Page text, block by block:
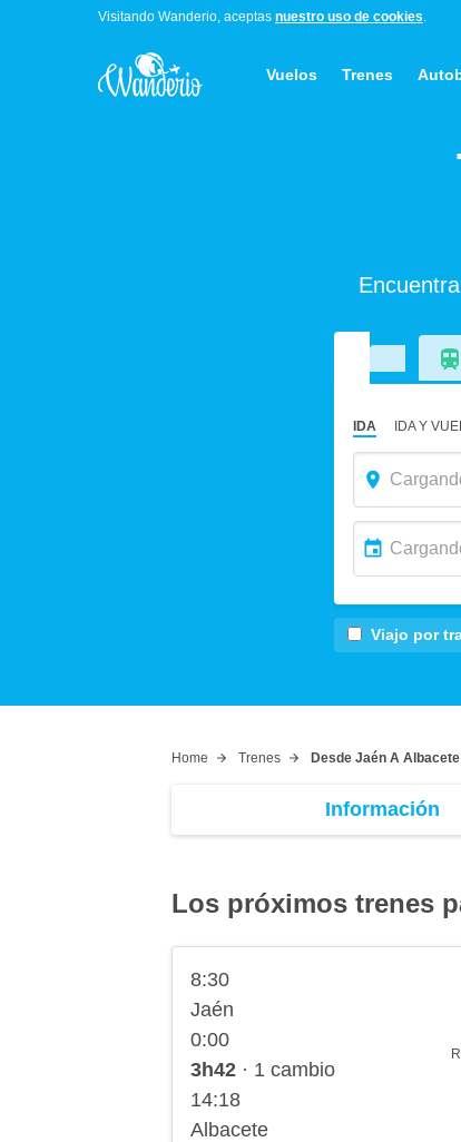
Visitando Wanderio, aceptas nuestro uso de cookies.
Vuelos Trenes
IDA IDA Y
Viajo por
Home Trenes Desde Jaén A Albacete
Información
Los próximos trenes
8:30
Jaén
0:00
3h42 · 1 cambio
14:18
Albacete